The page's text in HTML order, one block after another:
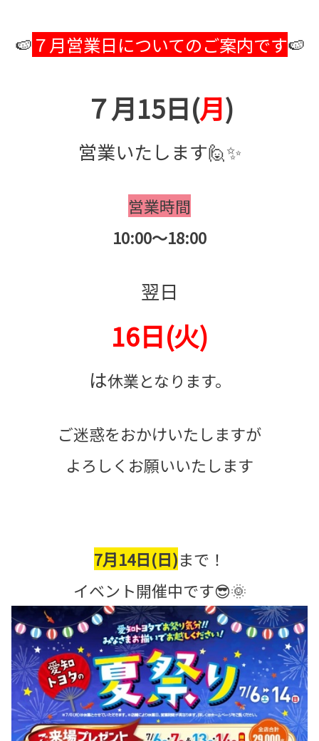
🍉 ７月営業日についてのご案内です🍉
７月15日(月)
営業いたします🙋✨
営業時間
10:00～18:00
翌日
16日(火)
は休業となります。
ご迷惑をおかけいたしますが
よろしくお願いいたします
7月14日(日)まで！
イベント開催中です😎🌞